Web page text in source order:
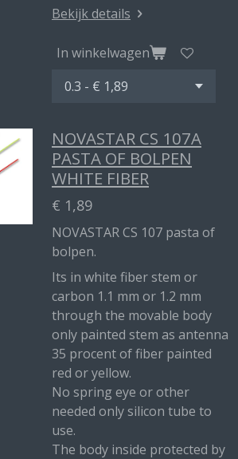
Bekijk details
In winkelwagen
NOVASTAR CS 107A
PASTA OF BOLPEN
WHITE FIBER
€ 1,89
NOVASTAR CS 107 pasta of
bolpen.
Its in white fiber stem or
carbon 1.1 mm or 1.2 mm
through the movable body
only painted stem as antenna
35 procent of fiber painted
red or yellow.
No spring eye or other
needed only silicon tube to
use.
The body inside protected by